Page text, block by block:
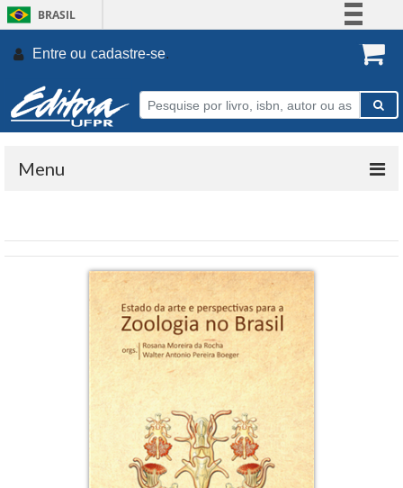
BRASIL
Participe
Entre ou cadastre-se.
Menu